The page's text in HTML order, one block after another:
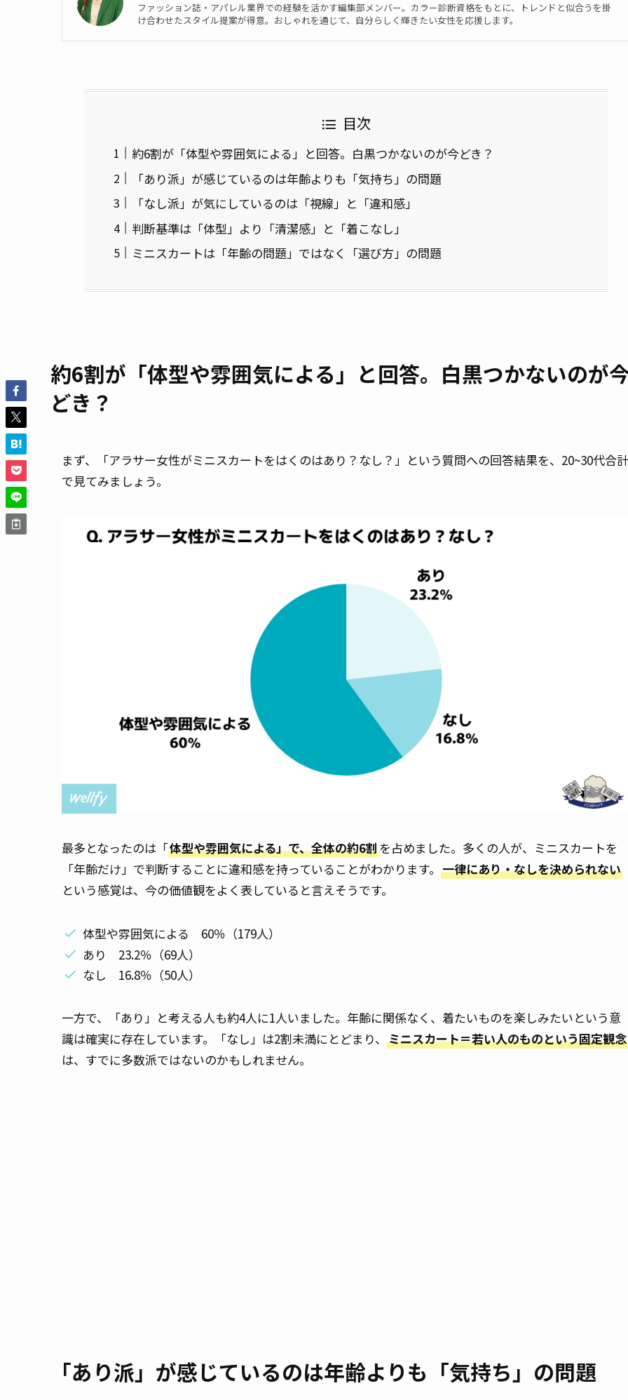
ファッション誌・アパレル業界での経験を活かす編集部メンバー。カラー診断資格をもとに、トレンドと似合うを掛
け合わせたスタイル提案が得意。おしゃれを通じて、自分らしく輝きたい女性を応援します。
目次
約6割が「体型や雰囲気による」と回答。白黒つかないのが今どき？
「あり派」が感じているのは年齢よりも「気持ち」の問題
「なし派」が気にしているのは「視線」と「違和感」
判断基準は「体型」より「清潔感」と「着こなし」
ミニスカートは「年齢の問題」ではなく「選び方」の問題
約6割が「体型や雰囲気による」と回答。白黒つかないのが
どき？
まず、「アラサー女性がミニスカートをはくのはあり？なし？」という質問への回答結果を、20~30代合計
で見てみましょう。
最多となったのは「体型や雰囲気による」で、全体の約6割を占めました。多くの人が、ミニスカートを
「年齢だけ」で判断することに違和感を持っていることがわかります。 一律にあり・なしを決められない
という感覚は、今の価値観をよく表していると言えそうです。
体型や雰囲気による 60％（179人）
あり 23.2％（69人）
なし 16.8％（50人）
一方で、「あり」と考える人も約4人に1人いました。年齢に関係なく、着たいものを楽しみたいという意
識は確実に存在しています。「なし」は2割未満にとどまり、 ミニスカート＝若い人のものという固定観念
は、すでに多数派ではないのかもしれません。
「あり派」が感じているのは年齢よりも「気持ち」の問題